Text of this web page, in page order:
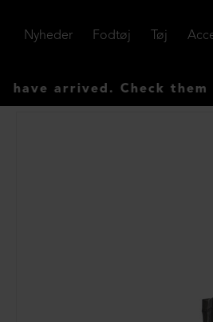
Nyheder Fodtøj Tøj
arrived. Check them out